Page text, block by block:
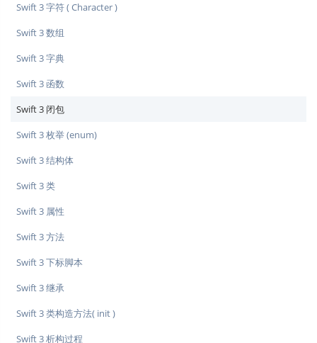
Swift 3 字符 ( Character )
Swift 3 数组
Swift 3 字典
Swift 3 函数
Swift 3 闭包
Swift 3 枚举 (enum)
Swift 3 结构体
Swift 3 类
Swift 3 属性
Swift 3 方法
Swift 3 下标脚本
Swift 3 继承
Swift 3 类构造方法( init )
Swift 3 析构过程